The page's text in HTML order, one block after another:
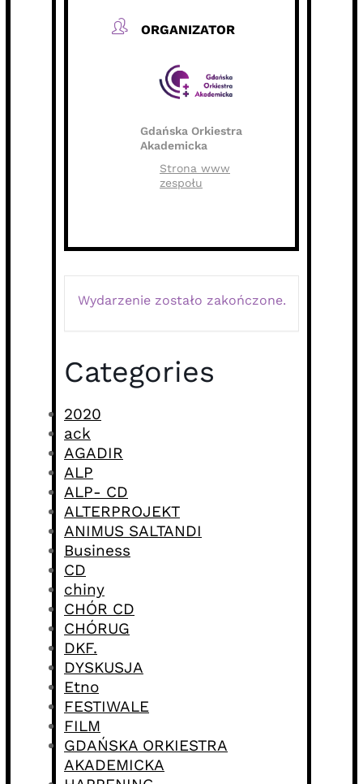
ORGANIZATOR
Gdańska Orkiestra
Akademicka
Strona www
zespołu
Wydarzenie zostało zakończone.
Categories
2020
ack
AGADIR
ALP
ALP- CD
ALTERPROJEKT
ANIMUS SALTANDI
Business
CD
chiny
CHÓR CD
CHÓRUG
DKF.
DYSKUSJA
Etno
FESTIWALE
FILM
GDAŃSKA ORKIESTRA
AKADEMICKA